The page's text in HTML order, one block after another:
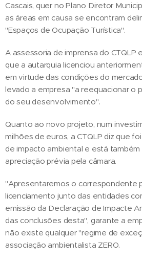
Cascais, quer no Plano Diretor
as áreas em causa se encontram
"Espaços de Ocupação Turística".
A assessoria de imprensa do CTQLP
que a autarquia licenciou
em virtude das condições do
levado a empresa "a reequacionar o
do seu desenvolvimento".
Quanto ao novo projeto, num
milhões de euros, a CTQLP diz que
de impacto ambiental e está
apreciação prévia pela câmara.
"Apresentaremos o correspondente
licenciamento junto das entidades
emissão da Declaração de Impacte
das conclusões desta", garante a
não existe qualquer "regime de
associação ambientalista ZERO.